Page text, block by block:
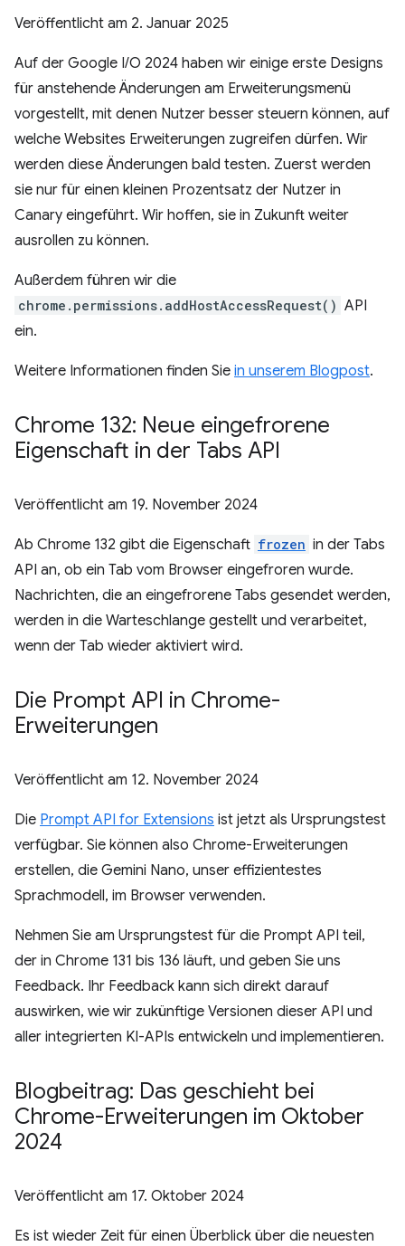
Veröffentlicht am 2. Januar 2025
Auf der Google I/O 2024 haben wir einige erste Designs
für anstehende Änderungen am Erweiterungsmenü
vorgestellt, mit denen Nutzer besser steuern können, auf
welche Websites Erweiterungen zugreifen dürfen. Wir
werden diese Änderungen bald testen. Zuerst werden
sie nur für einen kleinen Prozentsatz der Nutzer in
Canary eingeführt. Wir hoffen, sie in Zukunft weiter
ausrollen zu können.
Außerdem führen wir die
chrome.permissions.addHostAccessRequest() API
ein.
Weitere Informationen finden Sie in unserem Blogpost.
Chrome 132: Neue eingefrorene
Eigenschaft in der Tabs API
Veröffentlicht am 19. November 2024
Ab Chrome 132 gibt die Eigenschaft frozen in der Tabs
API an, ob ein Tab vom Browser eingefroren wurde.
Nachrichten, die an eingefrorene Tabs gesendet werden,
werden in die Warteschlange gestellt und verarbeitet,
wenn der Tab wieder aktiviert wird.
Die Prompt API in Chrome-
Erweiterungen
Veröffentlicht am 12. November 2024
Die Prompt API for Extensions ist jetzt als Ursprungstest
verfügbar. Sie können also Chrome-Erweiterungen
erstellen, die Gemini Nano, unser effizientestes
Sprachmodell, im Browser verwenden.
Nehmen Sie am Ursprungstest für die Prompt API teil,
der in Chrome 131 bis 136 läuft, und geben Sie uns
Feedback. Ihr Feedback kann sich direkt darauf
auswirken, wie wir zukünftige Versionen dieser API und
aller integrierten KI-APIs entwickeln und implementieren.
Blogbeitrag: Das geschieht bei
Chrome-Erweiterungen im Oktober
2024
Veröffentlicht am 17. Oktober 2024
Es ist wieder Zeit für einen Überblick über die neuesten